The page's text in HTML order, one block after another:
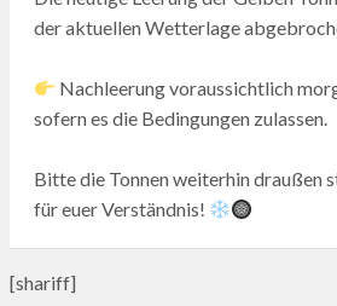
der aktuellen Wetterlage
Nachleerung voraussichtlich
sofern es die Bedingungen zulassen.
Bitte die Tonnen weiterhin draußen
für euer Verständnis!
[shariff]